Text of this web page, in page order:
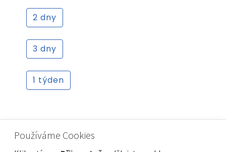
2 dny
3 dny
1 týden
Používáme Cookies